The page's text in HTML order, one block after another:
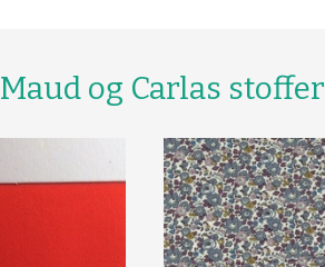
Maud og Carlas stoffer